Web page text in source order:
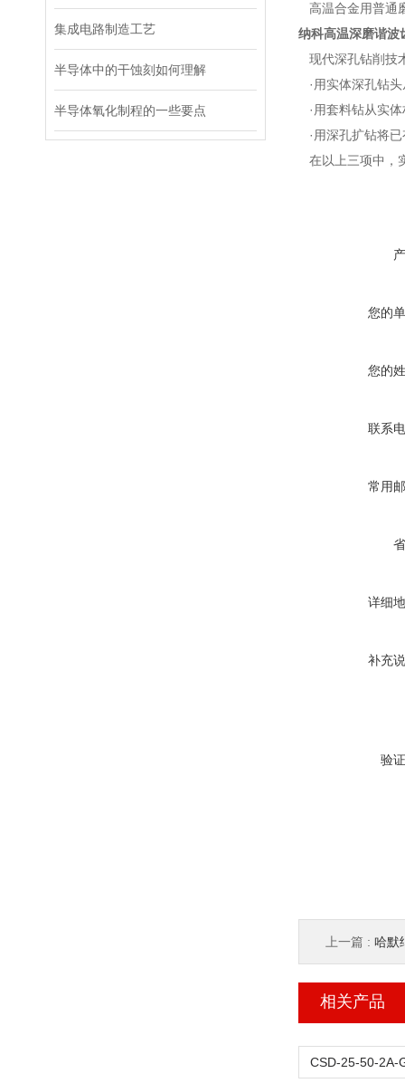
集成电路制造工艺
半导体中的干蚀刻如何理解
半导体氧化制程的一些要点
高温合金用普通
纳科高温深磨谐波
现代深孔钻削技
·用实体深孔钻
·用套料钻从实
·用深孔扩钻将
在以上三项中，
您的
您的
联系
常用
详细
补充
验
上一篇 : 哈默
相关产品